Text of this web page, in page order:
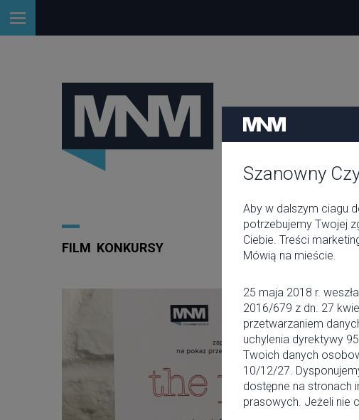
FILM KONKURSY
Szanowny
Aby w dalszym ciagu
potrzebujemy Twojej
Ciebie. Treści
Mówią na mieście.
25 maja 2018 r.
2016/679 z dn. 27
przetwarzaniem
uchylenia dyrektywy
Twoich danych
10/12/27.
dostępne na stronach
prasowych. Jeżeli nie